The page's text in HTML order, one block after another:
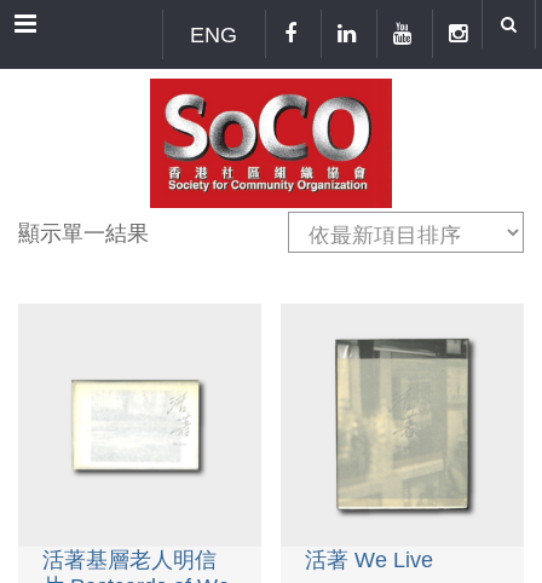
Menu ENG
顯示單一結果
活著基層老人明信
活著 We Live